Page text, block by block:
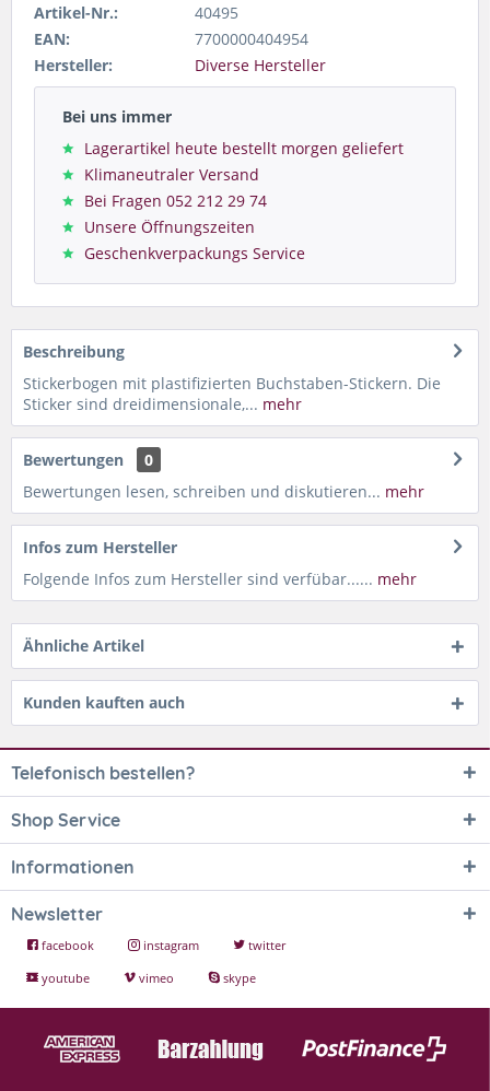
Artikel-Nr.:
40495
EAN:
7700000404954
Hersteller:
Diverse Hersteller
Bei uns immer
Lagerartikel heute bestellt morgen geliefert
Klimaneutraler Versand
Bei Fragen 052 212 29 74
Unsere Öffnungszeiten
Geschenkverpackungs Service
Beschreibung
Stickerbogen mit plastifizierten Buchstaben-Stickern. Die
Sticker sind dreidimensionale,... mehr
Bewertungen
0
Bewertungen lesen, schreiben und diskutieren... mehr
Infos zum Hersteller
Folgende Infos zum Hersteller sind verfübar...... mehr
Ähnliche Artikel
Kunden kauften auch
Telefonisch bestellen?
Shop Service
Informationen
Newsletter
facebook instagram
twitter
youtube
vimeo skype